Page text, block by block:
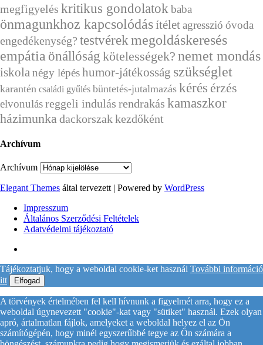
megfigyelés kritikus gondolatok baba
önmagunkhoz kapcsolódásítéletagresszió óvoda
engedékenység? testvérek megoldáskeresés
empátia önállóság kötelességek? nemet mondás
iskola négy lépéshumor-játékosság szükséglet
karantén családi gyűlés büntetés-jutalmazás kérés érzés
elvonulásreggeli indulás rendrakás kamaszkor
házimunka dackorszakkezdőként
Archívum
Archívum
Elegant Themes által tervezett | Powered by WordPress
Impresszum
Általános Szerződési Feltételek
Adatvédelmi tájékoztató
Tájékoztatjuk, hogy a weboldal cookie-ket használ További információ
itt
Elfogad
A törvények értelmében fel kell hívnunk a figyelmét arra, hogy ez a
weboldal úgynevezett "cookie"-kat vagy "sütiket" használ. Ezek olyan
apró, ártalmatlan fájlok, amelyeket a weboldal helyez el az Ön
számítógépén, hogy minél egyszerűbbé tegye az Ön számára a